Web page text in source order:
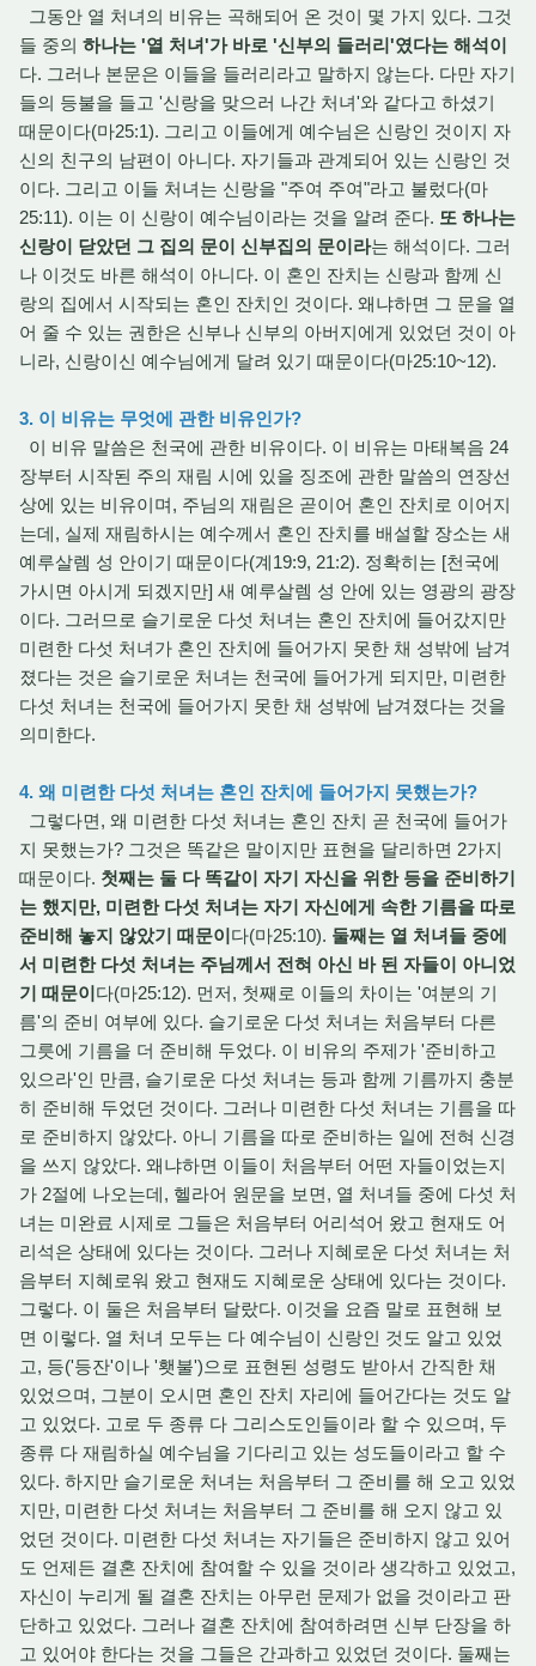
그동안 열 처녀의 비유는 곡해되어 온 것이 몇 가지 있다. 그것
들 중의 하나는 '열 처녀'가 바로 '신부의 들러리'였다는 해석이
다. 그러나 본문은 이들을 들러리라고 말하지 않는다. 다만 자기
들의 등불을 들고 '신랑을 맞으러 나간 처녀'와 같다고 하셨기
때문이다(마25:1). 그리고 이들에게 예수님은 신랑인 것이지 자
신의 친구의 남편이 아니다. 자기들과 관계되어 있는 신랑인 것
이다. 그리고 이들 처녀는 신랑을 "주여 주여"라고 불렀다(마
25:11). 이는 이 신랑이 예수님이라는 것을 알려 준다. 또 하나는
신랑이 닫았던 그 집의 문이 신부집의 문이라는 해석이다. 그러
나 이것도 바른 해석이 아니다. 이 혼인 잔치는 신랑과 함께 신
랑의 집에서 시작되는 혼인 잔치인 것이다. 왜냐하면 그 문을 열
어 줄 수 있는 권한은 신부나 신부의 아버지에게 있었던 것이 아
니라, 신랑이신 예수님에게 달려 있기 때문이다(마25:10~12).
3. 이 비유는 무엇에 관한 비유인가?
이 비유 말씀은 천국에 관한 비유이다. 이 비유는 마태복음 24
장부터 시작된 주의 재림 시에 있을 징조에 관한 말씀의 연장선
상에 있는 비유이며, 주님의 재림은 곧이어 혼인 잔치로 이어지
는데, 실제 재림하시는 예수께서 혼인 잔치를 배설할 장소는 새
예루살렘 성 안이기 때문이다(계19:9, 21:2). 정확히는 [천국에
가시면 아시게 되겠지만] 새 예루살렘 성 안에 있는 영광의 광장
이다. 그러므로 슬기로운 다섯 처녀는 혼인 잔치에 들어갔지만
미련한 다섯 처녀가 혼인 잔치에 들어가지 못한 채 성밖에 남겨
졌다는 것은 슬기로운 처녀는 천국에 들어가게 되지만, 미련한
다섯 처녀는 천국에 들어가지 못한 채 성밖에 남겨졌다는 것을
의미한다.
4. 왜 미련한 다섯 처녀는 혼인 잔치에 들어가지 못했는가?
그렇다면, 왜 미련한 다섯 처녀는 혼인 잔치 곧 천국에 들어가
지 못했는가? 그것은 똑같은 말이지만 표현을 달리하면 2가지
때문이다. 첫째는 둘 다 똑같이 자기 자신을 위한 등을 준비하기
는 했지만, 미련한 다섯 처녀는 자기 자신에게 속한 기름을 따로
준비해 놓지 않았기 때문이다(마25:10). 둘째는 열 처녀들 중에
서 미련한 다섯 처녀는 주님께서 전혀 아신 바 된 자들이 아니었
기 때문이다(마25:12). 먼저, 첫째로 이들의 차이는 '여분의 기
름'의 준비 여부에 있다. 슬기로운 다섯 처녀는 처음부터 다른
그릇에 기름을 더 준비해 두었다. 이 비유의 주제가 '준비하고
있으라'인 만큼, 슬기로운 다섯 처녀는 등과 함께 기름까지 충분
히 준비해 두었던 것이다. 그러나 미련한 다섯 처녀는 기름을 따
로 준비하지 않았다. 아니 기름을 따로 준비하는 일에 전혀 신경
을 쓰지 않았다. 왜냐하면 이들이 처음부터 어떤 자들이었는지
가 2절에 나오는데, 헬라어 원문을 보면, 열 처녀들 중에 다섯 처
녀는 미완료 시제로 그들은 처음부터 어리석어 왔고 현재도 어
리석은 상태에 있다는 것이다. 그러나 지혜로운 다섯 처녀는 처
음부터 지혜로워 왔고 현재도 지혜로운 상태에 있다는 것이다.
그렇다. 이 둘은 처음부터 달랐다. 이것을 요즘 말로 표현해 보
면 이렇다. 열 처녀 모두는 다 예수님이 신랑인 것도 알고 있었
고, 등('등잔'이나 '횃불')으로 표현된 성령도 받아서 간직한 채
있었으며, 그분이 오시면 혼인 잔치 자리에 들어간다는 것도 알
고 있었다. 고로 두 종류 다 그리스도인들이라 할 수 있으며, 두
종류 다 재림하실 예수님을 기다리고 있는 성도들이라고 할 수
있다. 하지만 슬기로운 처녀는 처음부터 그 준비를 해 오고 있었
지만, 미련한 다섯 처녀는 처음부터 그 준비를 해 오지 않고 있
었던 것이다. 미련한 다섯 처녀는 자기들은 준비하지 않고 있어
도 언제든 결혼 잔치에 참여할 수 있을 것이라 생각하고 있었고,
자신이 누리게 될 결혼 잔치는 아무런 문제가 없을 것이라고 판
단하고 있었다. 그러나 결혼 잔치에 참여하려면 신부 단장을 하
고 있어야 한다는 것을 그들은 간과하고 있었던 것이다. 둘째는